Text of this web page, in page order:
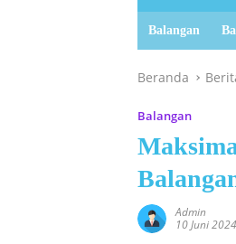
Balangan
Beranda
Balangan
Admin
10 Juni 2024